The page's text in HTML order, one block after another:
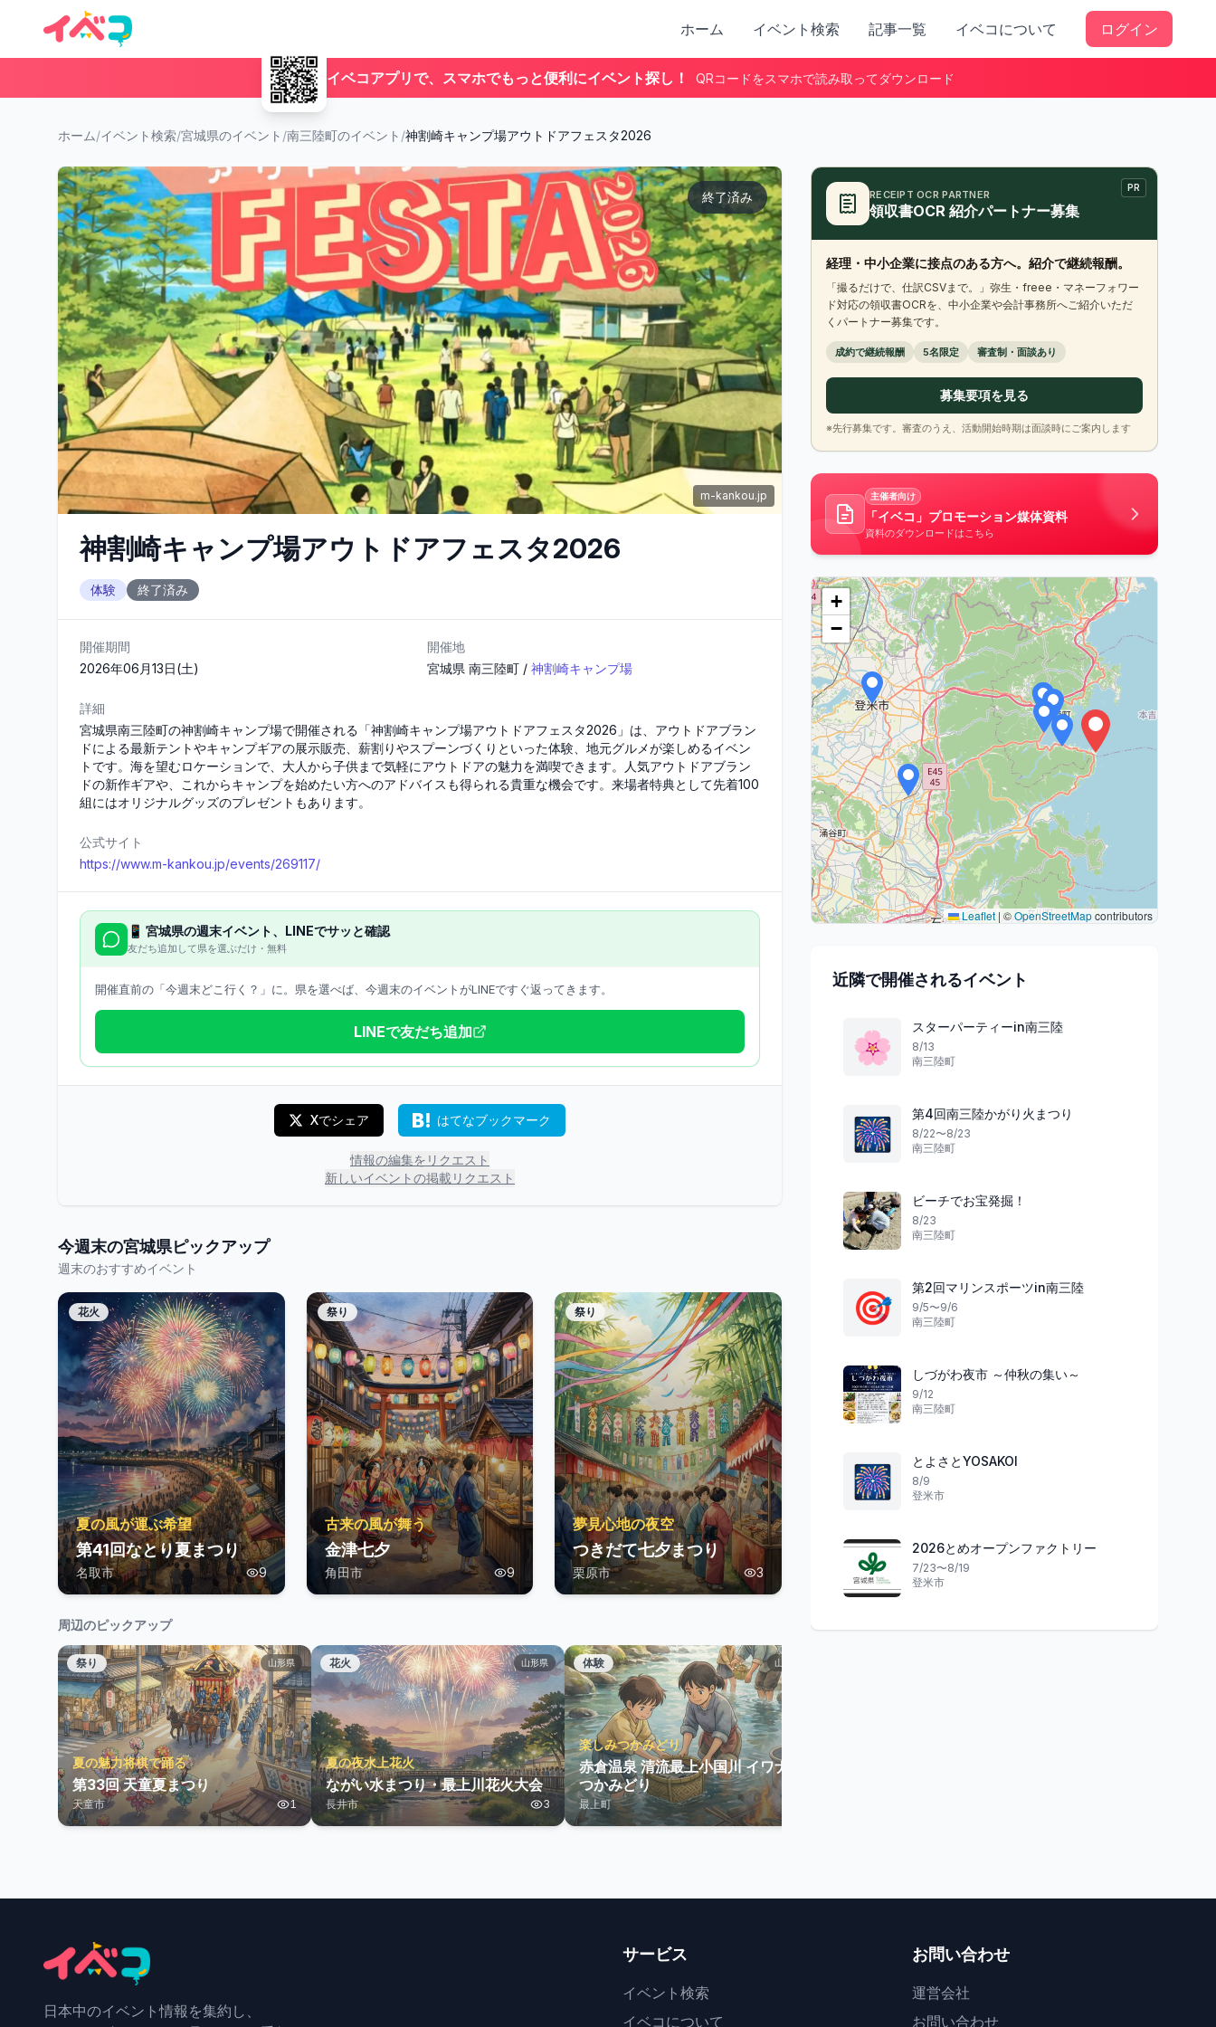
ホーム イベント検索 記事一覧 イベコについて ログイン
イベコアプリで、スマホでもっと便利にイベント探し！ QRコードをスマホで読み取ってダウンロード
ホーム/イベント検索/宮城県のイベント /南三陸町のイベント /神割崎キャンプ場アウトドアフェスタ2026
m-kankou.jp
終了済み
神割崎キャンプ場アウトドアフェスタ2026
体験 終了済み
開催期間
2026年06月13日(土)
開催地
宮城県 南三陸町 / 神割崎キャンプ場
詳細
宮城県南三陸町の神割崎キャンプ場で開催される「神割崎キャンプ場アウトドアフェスタ2026」は、アウトドアブラン
ドによる最新テントやキャンプギアの展示販売、薪割りやスプーンづくりといった体験、地元グルメが楽しめるイベン
トです。海を望むロケーションで、大人から子供まで気軽にアウトドアの魅力を満喫できます。人気アウトドアブラン
ドの新作ギアや、これからキャンプを始めたい方へのアドバイスも得られる貴重な機会です。来場者特典として先着100
組にはオリジナルグッズのプレゼントもあります。
公式サイト
https://www.m-kankou.jp/events/269117/
📱 宮城県の週末イベント、LINEでサッと確認
友だち追加して県を選ぶだけ・無料
開催直前の「今週末どこ行く？」に。県を選べば、今週末のイベントがLINEですぐ返ってきます。
LINEで友だち追加
Xでシェア はてなブックマーク
情報の編集をリクエスト
新しいイベントの掲載リクエスト
今週末の宮城県ピックアップ
週末のおすすめイベント
花火
夏の風が運ぶ希望
第41回なとり夏まつり
名取市 9
祭り
古来の風が舞う
金津七夕
角田市 9
祭り
夢見心地の夜空
つきだて七夕まつり
栗原市 3
周辺のピックアップ
祭り 山形県
夏の魅力将棋で踊る
第33回 天童夏まつり
天童市 1
花火 山形県
夏の夜水上花火
ながい水まつり・最上川花火大会
長井市 3
体験 山形県
楽しみつかみどり
赤倉温泉 清流最上小国川 イワナの
つかみどり
最上町
PR
RECEIPT OCR PARTNER
領収書OCR 紹介パートナー募集
経理・中小企業に接点のある方へ。紹介で継続報酬。
「撮るだけで、仕訳CSVまで。」弥生・freee・マネーフォワー
ド対応の領収書OCRを、中小企業や会計事務所へご紹介いただ
くパートナー募集です。
成約で継続報酬 5名限定 審査制・面談あり
募集要項を見る
※先行募集です。審査のうえ、活動開始時期は面談時にご案内します
主催者向け
「イベコ」プロモーション媒体資料
資料のダウンロードはこちら
+
−
Leaflet | ©OpenStreetMapcontributors
近隣で開催されるイベント
🌸
スターパーティーin南三陸
8/13
南三陸町
🎆
第4回南三陸かがり火まつり
8/22〜8/23
南三陸町
ビーチでお宝発掘！
8/23
南三陸町
🎯
第2回マリンスポーツin南三陸
9/5〜9/6
南三陸町
しづがわ夜市 ～仲秋の集い～
9/12
南三陸町
🎆
とよさとYOSAKOI
8/9
登米市
2026とめオープンファクトリー
7/23〜8/19
登米市
日本中のイベント情報を集約し、
サービス
イベント検索
イベコについて
お問い合わせ
運営会社
お問い合わせ